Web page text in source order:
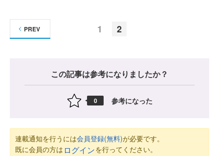
1 2
PREV
この記事は参考になりましたか？
0 参考になった
連載通知を行うには会員登録(無料)が必要です。
既に会員の方は ログインを行ってください。